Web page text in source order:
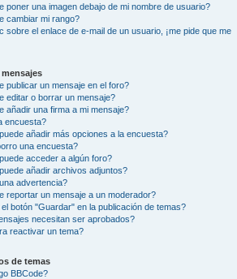
poner una imagen debajo de mi nombre de usuario?
cambiar mi rango?
sobre el enlace de e-mail de un usuario, ¡me pide que me
publicar un mensaje en el foro?
editar o borrar un mensaje?
añadir una firma a mi mensaje?
encuesta?
añadir más opciones a la encuesta?
una encuesta?
acceder a algún foro?
añadir archivos adjuntos?
advertencia?
reportar un mensaje a un moderador?
botón "Guardar" en la publicación de temas?
necesitan ser aprobados?
reactivar un tema?
de temas
BBCode?